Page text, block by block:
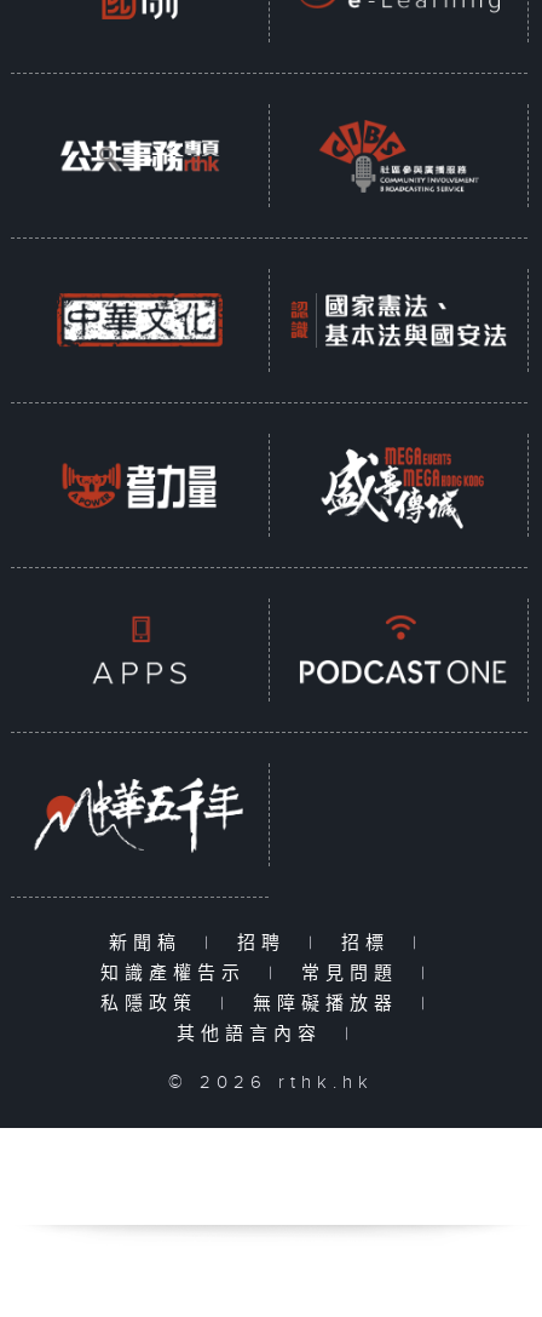
新聞稿 | 招聘 | 招標
|
知識產權告示
| 常見問題
|
私隱政策
| 無障礙播放器
|
其他語言內容
|
© 2026 rthk.hk